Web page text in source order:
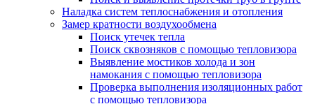
Наладка систем теплоснабжения и отопления
Замер кратности воздухообмена
Поиск утечек тепла
Поиск сквозняков с помощью тепловизора
Выявление мостиков холода и зон
намокания с помощью тепловизора
Проверка выполнения изоляционных работ
с помощью тепловизора